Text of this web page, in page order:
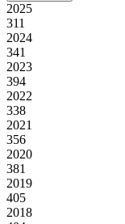
2025
311
2024
341
2023
394
2022
338
2021
356
2020
381
2019
405
2018